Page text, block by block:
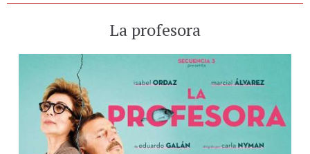
La profesora